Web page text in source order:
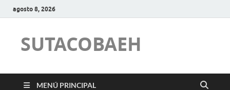
agosto 8, 2026
SUTACOBAEH
MENÚ PRINCIPAL